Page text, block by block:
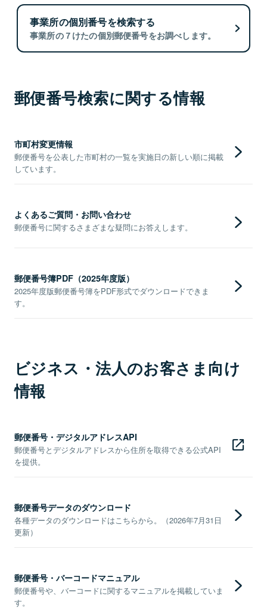
事業所の個別番号を検索する
事業所の７けたの個別郵便番号をお調べします。
郵便番号検索に関する情報
市町村変更情報
郵便番号を公表した市町村の一覧を実施日の新しい順に掲載
しています。
よくあるご質問・お問い合わせ
郵便番号に関するさまざまな疑問にお答えします。
郵便番号簿PDF（2025年度版）
2025年度版郵便番号簿をPDF形式でダウンロードできま
す。
ビジネス・法人のお客さま向け
情報
郵便番号・デジタルアドレスAPI
郵便番号とデジタルアドレスから住所を取得できる公式API
を提供。
郵便番号データのダウンロード
各種データのダウンロードはこちらから。（2026年7月31日
更新）
郵便番号・バーコードマニュアル
郵便番号や、バーコードに関するマニュアルを掲載していま
す。